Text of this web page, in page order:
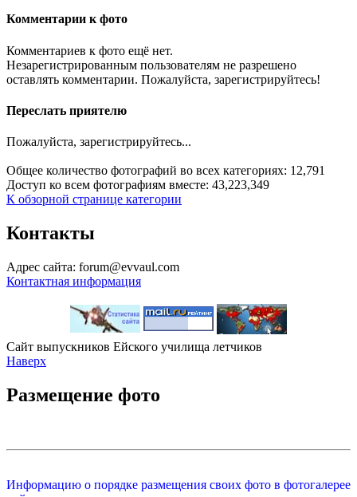
Комментарии к фото
Комментариев к фото ещё нет.
Незарегистрированным пользователям не разрешено
оставлять комментарии. Пожалуйста, зарегистрируйтесь!
Переслать приятелю
Пожалуйста, зарегистрируйтесь...
Общее количество фотографий во всех категориях: 12,791
Доступ ко всем фотографиям вместе: 43,223,349
К обзорной странице категории
Контакты
Адрес сайта: forum@evvaul.com
Контактная информация
Сайт выпускников Ейского училища летчиков
Наверх
Размещение фото
Информацию о порядке размещения своих фото в фотогалерее